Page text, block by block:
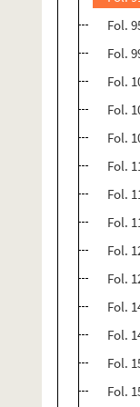
Fol.
Fol.
Fol.
Fol.
Fol.
Fol.
Fol.
Fol.
Fol.
Fol.
Fol.
Fol.
Fol.
Fol.